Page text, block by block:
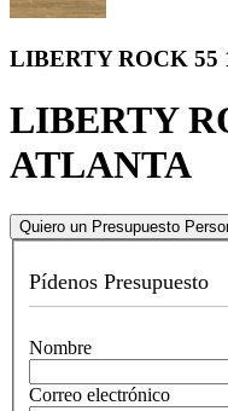
LIBERTY ROCK 55
LIBERTY
ATLANTA
Quiero un Presupuesto
Pídenos Presupuesto
Nombre
Correo electrónico